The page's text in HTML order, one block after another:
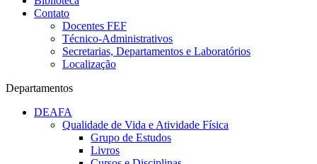
Contato
Docentes FEF
Técnico-Administrativos
Secretarias, Departamentos e Laboratórios
Localização
Departamentos
DEAFA
Qualidade de Vida e Atividade Física
Grupo de Estudos
Livros